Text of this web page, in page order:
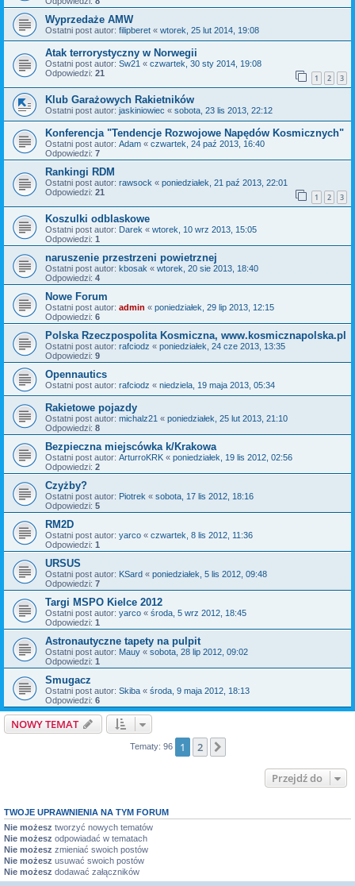
Wyprzedaże AMW
Ostatni post autor: filipberet « wtorek, 25 lut 2014, 19:08
Atak terrorystyczny w Norwegii
Ostatni post autor: Sw21 « czwartek, 30 sty 2014, 19:08
Odpowiedzi: 21 1 2 3
Klub Garażowych Rakietników
Ostatni post autor: jaskiniowiec « sobota, 23 lis 2013, 22:12
Konferencja "Tendencje Rozwojowe Napędów Kosmicznych"
Ostatni post autor: Adam « czwartek, 24 paź 2013, 16:40
Odpowiedzi: 7
Rankingi RDM
Ostatni post autor: rawsock « poniedziałek, 21 paź 2013, 22:01
Odpowiedzi: 21 1 2 3
Koszulki odblaskowe
Ostatni post autor: Darek « wtorek, 10 wrz 2013, 15:05
Odpowiedzi: 1
naruszenie przestrzeni powietrznej
Ostatni post autor: kbosak « wtorek, 20 sie 2013, 18:40
Odpowiedzi: 4
Nowe Forum
Ostatni post autor: admin « poniedziałek, 29 lip 2013, 12:15
Odpowiedzi: 6
Polska Rzeczpospolita Kosmiczna, www.kosmicznapolska.pl
Ostatni post autor: rafciodz « poniedziałek, 24 cze 2013, 13:35
Odpowiedzi: 9
Opennautics
Ostatni post autor: rafciodz « niedziela, 19 maja 2013, 05:34
Rakietowe pojazdy
Ostatni post autor: michalz21 « poniedziałek, 25 lut 2013, 21:10
Odpowiedzi: 8
Bezpieczna miejscówka k/Krakowa
Ostatni post autor: ArturroKRK « poniedziałek, 19 lis 2012, 02:56
Odpowiedzi: 2
Czyżby?
Ostatni post autor: Piotrek « sobota, 17 lis 2012, 18:16
Odpowiedzi: 5
RM2D
Ostatni post autor: yarco « czwartek, 8 lis 2012, 11:36
Odpowiedzi: 1
URSUS
Ostatni post autor: KSard « poniedziałek, 5 lis 2012, 09:48
Odpowiedzi: 7
Targi MSPO Kielce 2012
Ostatni post autor: yarco « środa, 5 wrz 2012, 18:45
Odpowiedzi: 1
Astronautyczne tapety na pulpit
Ostatni post autor: Mauy « sobota, 28 lip 2012, 09:02
Odpowiedzi: 1
Smugacz
Ostatni post autor: Skiba « środa, 9 maja 2012, 18:13
Odpowiedzi: 6
NOWY TEMAT
Tematy: 96 1 2
Przejdź do
TWOJE UPRAWNIENIA NA TYM FORUM
Nie możesz tworzyć nowych tematów
Nie możesz odpowiadać w tematach
Nie możesz zmieniać swoich postów
Nie możesz usuwać swoich postów
Nie możesz dodawać załączników